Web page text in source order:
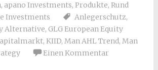
, apano Investments, Produkte, Rund
Investments
Anlegerschutz,
Alternative, GLG European Equity
, KIID, Man AHL Trend, Man
Einen Kommentar